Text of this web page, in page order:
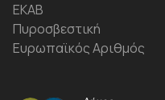
ΕΚΑΒ
Πυροσβεστική
Ευρωπαϊκός Αριθμός